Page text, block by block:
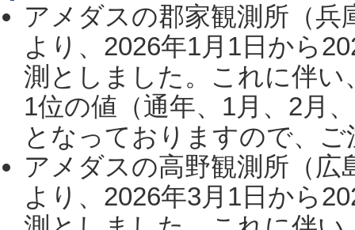
アメダスの郡家観測所（
より、2026年1月1日から
測としました。これに伴い
1位の値（通年、1月、2月
となっておりますので、
アメダスの高野観測所（
より、2026年3月1日から